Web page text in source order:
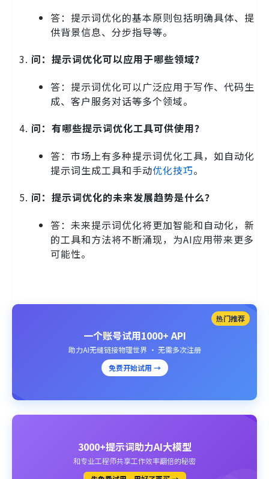
答：提示词优化的基本原则包括明确具体、提
供背景信息、分步指导等。
问：提示词优化可以应用于哪些领域？
答：提示词优化可以广泛应用于写作、代码生
成、客户服务对话等多个领域。
问：有哪些提示词优化工具可供使用？
答：市场上有多种提示词优化工具，如自动化
提示词生成工具和手动优化技巧。
问：提示词优化的未来发展趋势是什么？
答：未来提示词优化将更加智能和自动化，新
的工具和方法将不断涌现，为AI应用带来更多
可能性。
热门推荐
一个账号试用1000+ API
助力AI无缝链接物理世界 · 无需多次注册
免费开始试用 →
3000+提示词助力AI大模型
和专业工程师共享工作效率翻倍的秘密